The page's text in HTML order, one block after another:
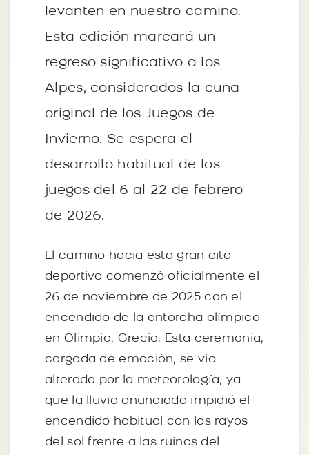
levanten en nuestro camino.
Esta edición marcará un
regreso significativo a los
Alpes, considerados la cuna
original de los Juegos de
Invierno. Se espera el
desarrollo habitual de los
juegos del 6 al 22 de febrero
de 2026.
El camino hacia esta gran cita
deportiva comenzó oficialmente el
26 de noviembre de 2025 con el
encendido de la antorcha olímpica
en Olimpia, Grecia. Esta ceremonia,
cargada de emoción, se vio
alterada por la meteorología, ya
que la lluvia anunciada impidió el
encendido habitual con los rayos
del sol frente a las ruinas del